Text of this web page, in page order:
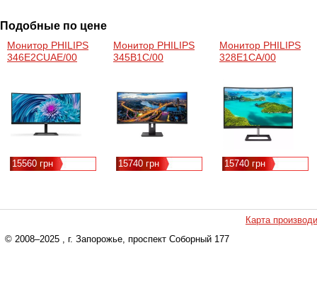
Подобные по цене
Монитор PHILIPS
346E2CUAE/00
15560 грн
Монитор PHILIPS
345B1C/00
15740 грн
Монитор PHILIPS
328E1CA/00
15740 грн
Карта
© 2008–2025 , г. Запорожье, проспект Соборный 177